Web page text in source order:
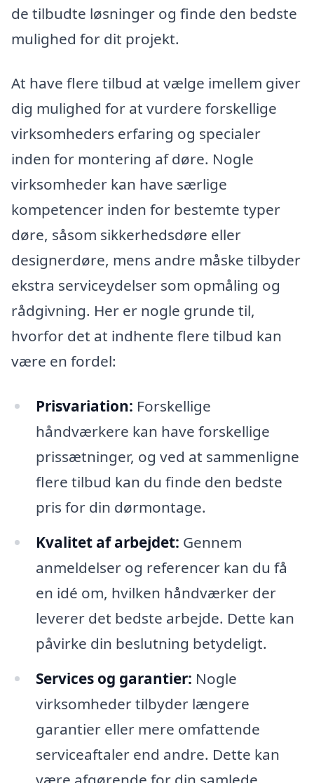
de tilbudte løsninger og finde den bedste
mulighed for dit projekt.
At have flere tilbud at vælge imellem giver
dig mulighed for at vurdere forskellige
virksomheders erfaring og specialer
inden for montering af døre. Nogle
virksomheder kan have særlige
kompetencer inden for bestemte typer
døre, såsom sikkerhedsdøre eller
designerdøre, mens andre måske tilbyder
ekstra serviceydelser som opmåling og
rådgivning. Her er nogle grunde til,
hvorfor det at indhente flere tilbud kan
være en fordel:
Prisvariation: Forskellige
håndværkere kan have forskellige
prissætninger, og ved at sammenligne
flere tilbud kan du finde den bedste
pris for din dørmontage.
Kvalitet af arbejdet: Gennem
anmeldelser og referencer kan du få
en idé om, hvilken håndværker der
leverer det bedste arbejde. Dette kan
påvirke din beslutning betydeligt.
Services og garantier: Nogle
virksomheder tilbyder længere
garantier eller mere omfattende
serviceaftaler end andre. Dette kan